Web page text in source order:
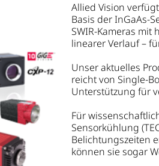
Allied Vision
Basis der InGaAs-
SWIR-Kameras
linearer Verlauf –
Unser aktuelles
reicht von Single-
Unterstützung für
Für
Sensorkühlung
Belichtungszeiten
können sie sogar